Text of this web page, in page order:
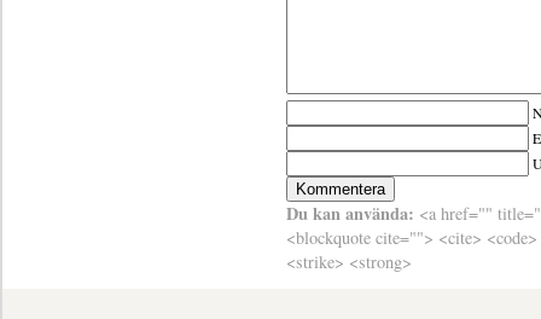
Du kan använda: <a href=""
<blockquote cite=""> <cite>
<strike> <strong>